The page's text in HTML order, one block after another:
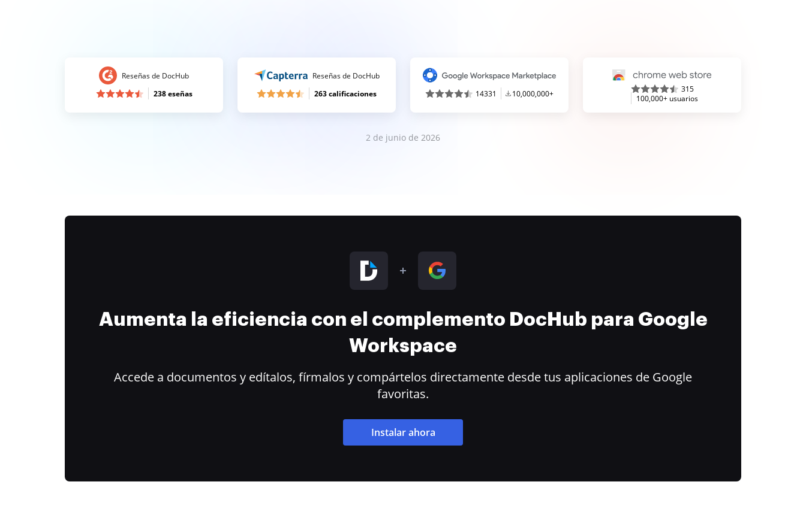
Reseñas de DocHub
238 eseñas
Reseñas de DocHub
263 calificaciones
14331 10,000,000+
315
100,000+ usuarios
2 de junio de 2026
Aumenta la eficiencia con el complemento DocHub para Google
Workspace
Accede a documentos y edítalos, fírmalos y compártelos directamente desde tus aplicaciones de Google
favoritas.
Instalar ahora